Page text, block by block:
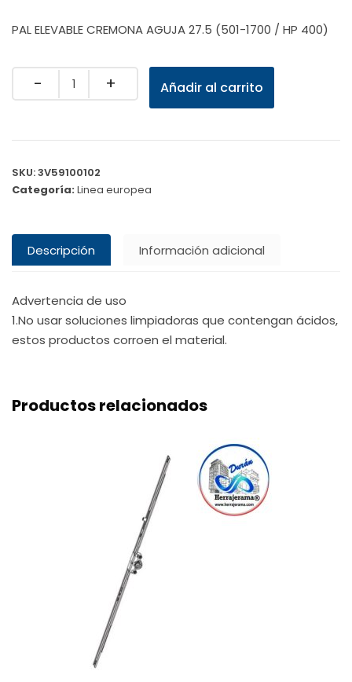
PAL ELEVABLE CREMONA AGUJA 27.5 (501-1700 / HP 400)
Quantity Añadir al carrito
SKU:3V59100102
Categoría:Linea europea
Descripción Información adicional
Advertencia de uso
1.No usar soluciones limpiadoras que contengan ácidos,
estos productos corroen el material.
Productos relacionados